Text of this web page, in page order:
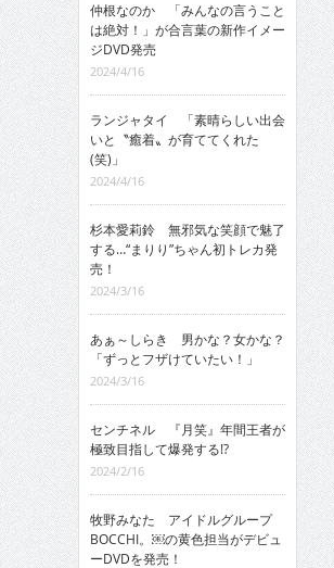
仲根なのか 「みんなの言うこと
は絶対！」が合言葉の新作イメー
ジDVD発売
2024/4/16
ランジャタイ 「素晴らしい出会
いと〝癒着〟が育ててくれた
(笑)」
2024/4/16
杉本愛莉鈴 無邪気な笑顔で魅了
する…“まりり”ちゃん初トレカ発
売！
2024/3/16
あぁ～しらき 男かな？女かな？
「ずっとフザけていたい！」
2024/3/16
センチネル 『月笑』年間王者が
極致目指して爆発する!?
2024/2/16
牧野みなた アイドルグループ
BOCCHI。￼の黄色担当がデビュ
ーDVDを発売！